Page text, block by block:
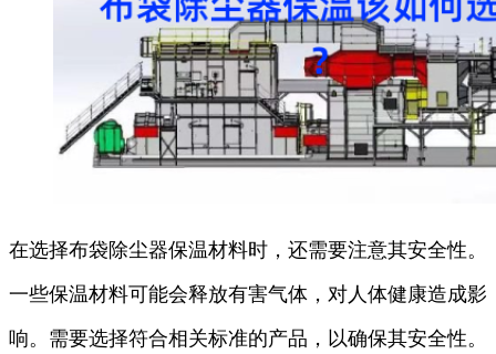
在选择布袋除尘器保温材料时，还需要注意其安全性。
一些保温材料可能会释放有害气体，对人体健康造成影
响。需要选择符合相关标准的产品，以确保其安全性。